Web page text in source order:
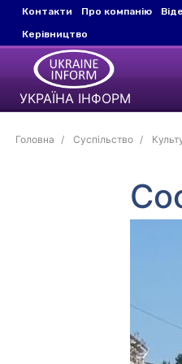
Контакти Про компанію
Керівництво
УКРАЇНА ІНФОРМ
Головна Суспільство